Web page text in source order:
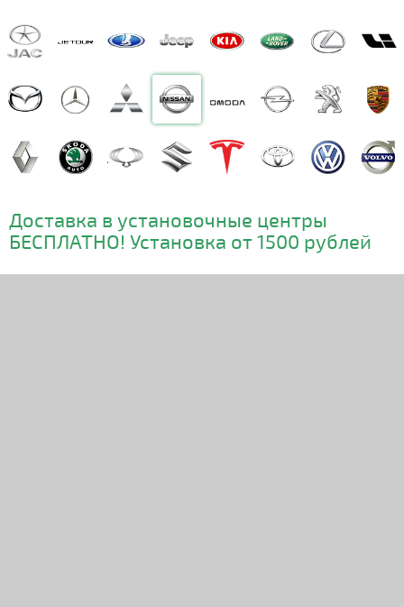
Доставка в установочные центры
БЕСПЛАТНО! Установка от 1500 рублей